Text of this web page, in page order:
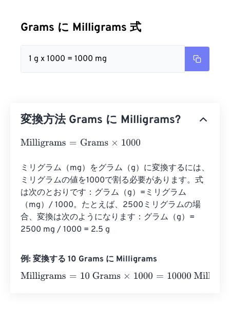
Grams に Milligrams 式
1 g x 1000 = 1000 mg
変換方法 Grams に Milligrams?
Milligrams=Grams×1000
ミリグラム（mg）をグラム（g）に変換するには、
ミリグラムの値を1000で割る必要があります。式
は次のとおりです：グラム（g）=ミリグラム
（mg）/ 1000。たとえば、2500ミリグラムの場
合、変換は次のようになります：グラム（g）=
2500 mg / 1000 = 2.5 g
例: 変換する 10 Grams に Milligrams
Milligrams=10 Grams×1000 =10000 Milligrams